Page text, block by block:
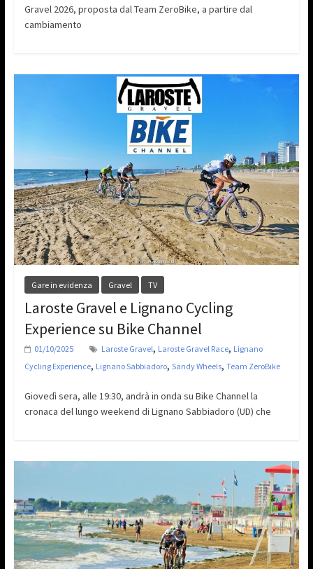
Gravel 2026, proposta dal Team ZeroBike, a partire dal
cambiamento
Gare in evidenza Gravel TV
Laroste Gravel e Lignano Cycling
Experience su Bike Channel
01/10/2025 Laroste Gravel, Laroste Gravel Race, Lignano
Cycling Experience, Lignano Sabbiadoro, Sandy Wheels, Team ZeroBike
Giovedì sera, alle 19:30, andrà in onda su Bike Channel la
cronaca del lungo weekend di Lignano Sabbiadoro (UD) che